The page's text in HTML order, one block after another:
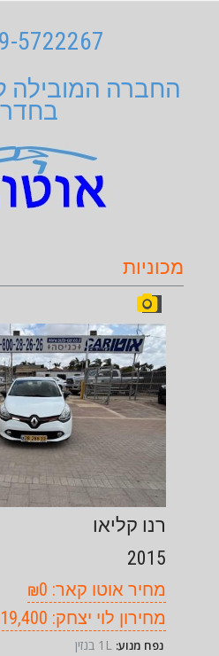
5722267
החברה המובילה
מכוניות
רנו קליאו
2015
מחיר אוטו קאר: ₪0
מחירון לוי יצחק: ₪19,400
נפח מנוע: